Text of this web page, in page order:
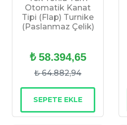
Otomatik Kanat
Tipi (Flap) Turnike
(Paslanmaz Çelik)
₺ 58.394,65
₺ 64.882,94
SEPETE EKLE